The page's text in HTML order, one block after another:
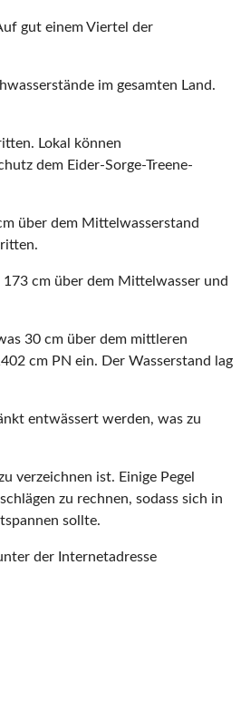
gut einem Viertel der
im gesamten Land.
Lokal können
dem Eider-Sorge-Treene-
über dem Mittelwasserstand
cm über dem Mittelwasser und
30 cm über dem mittleren
cm PN ein. Der Wasserstand lag
entwässert werden, was zu
verzeichnen ist. Einige Pe­gel
zu rechnen, sodass sich in
sollte.
der Internetadresse